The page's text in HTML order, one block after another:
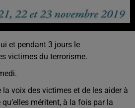
et pendant 3 jours le
victimes du terrorisme.
voix des victimes et de les aider à
méritent, à la fois par la